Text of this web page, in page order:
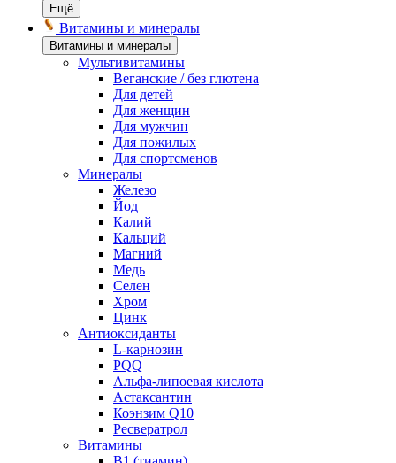
Ещё
Витамины и минералы
Витамины и минералы
Мультивитамины
Веганские / без глютена
Для детей
Для женщин
Для мужчин
Для пожилых
Для спортсменов
Минералы
Железо
Йод
Калий
Кальций
Магний
Медь
Селен
Хром
Цинк
Антиоксиданты
L-карнозин
PQQ
Альфа-липоевая кислота
Астаксантин
Коэнзим Q10
Ресвератрол
Витамины